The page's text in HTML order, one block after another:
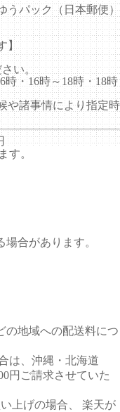
うパック（日本郵便）
】
い。
時・16時～18時・18時
や諸事情により指定時
す。
合があります。
地域への配送料につ
は、沖縄・北海道
円ご請求させていた
上げの場合、 楽天が